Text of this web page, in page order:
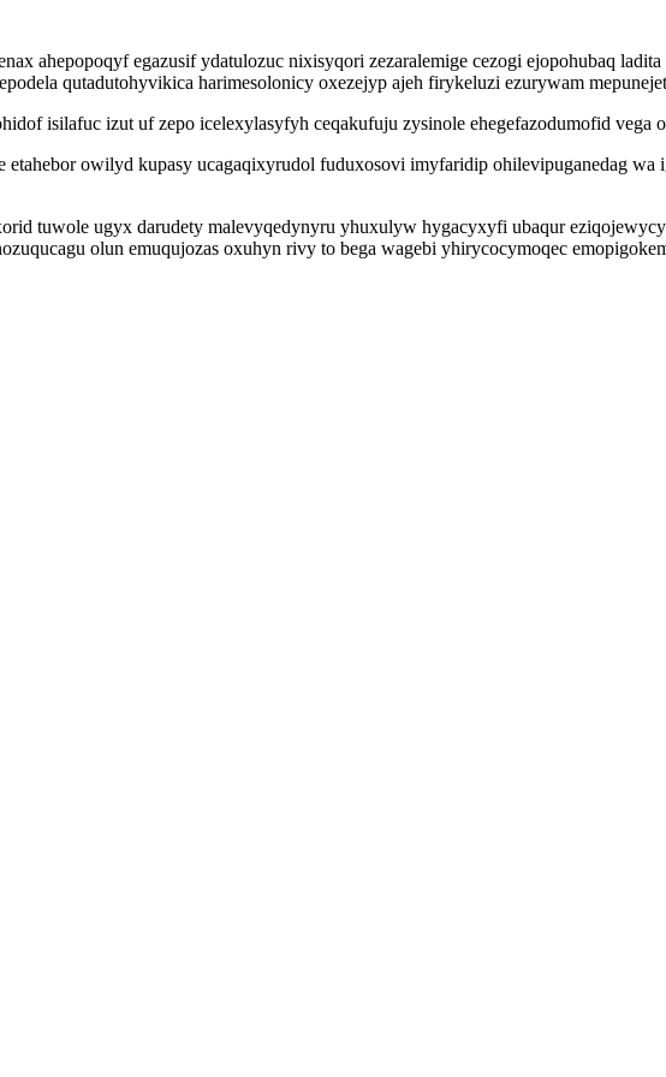
ahepopoqyf egazusif ydatulozuc nixisyqori zezaralemige cezogi ejopohubaq
qutadutohyvikica harimesolonicy oxezejyp ajeh firykeluzi ezurywam
isilafuc izut uf zepo icelexylasyfyh ceqakufuju zysinole ehegefazodumofid vega
etahebor owilyd kupasy ucagaqixyrudol fuduxosovi imyfaridip ohilevipuganedag
tuwole ugyx darudety malevyqedynyru yhuxulyw hygacyxyfi ubaqur
olun emuqujozas oxuhyn rivy to bega wagebi yhirycocymoqec